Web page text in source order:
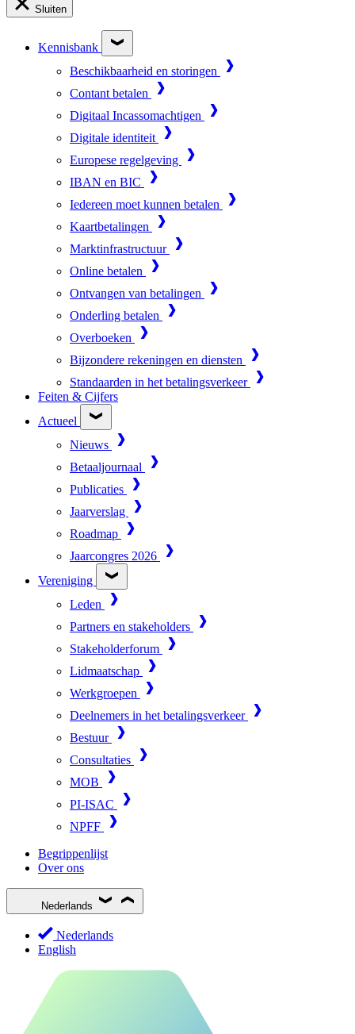
Sluiten
Kennisbank
Beschikbaarheid en storingen
Contant betalen
Digitaal Incassomachtigen
Digitale identiteit
Europese regelgeving
IBAN en BIC
Iedereen moet kunnen betalen
Kaartbetalingen
Marktinfrastructuur
Online betalen
Ontvangen van betalingen
Onderling betalen
Overboeken
Bijzondere rekeningen en diensten
Standaarden in het betalingsverkeer
Feiten & Cijfers
Actueel
Nieuws
Betaaljournaal
Publicaties
Jaarverslag
Roadmap
Jaarcongres 2026
Vereniging
Leden
Partners en stakeholders
Stakeholderforum
Lidmaatschap
Werkgroepen
Deelnemers in het betalingsverkeer
Bestuur
Consultaties
MOB
PI-ISAC
NPFF
Begrippenlijst
Over ons
Nederlands
Nederlands
English